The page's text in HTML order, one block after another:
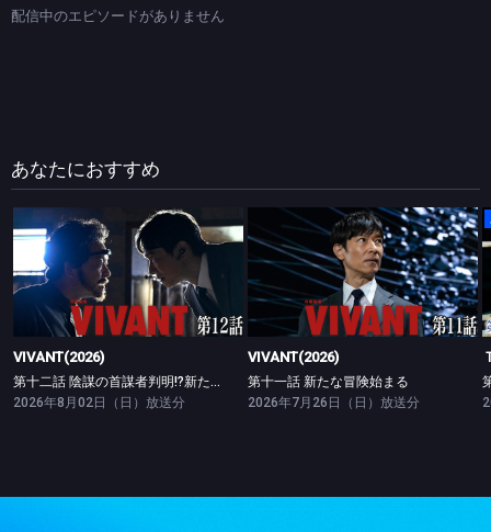
は誠一の消息が掴めず、千恵子の心は乱れるばかりだった。そんなときに
配信中のエピソードがありません
あなたにおすすめ
VIVANT(2026)
VIVANT(2026)
第十二話 陰謀の首謀者判明!?新たな仲間との対峙
2026年8月02日（日）放送分
VIVANT(2026)
第十一話 新たな冒険始まる
VIVANT(2026)
第十一話 新たな冒険始まる
2026年7月26日（日）放送分